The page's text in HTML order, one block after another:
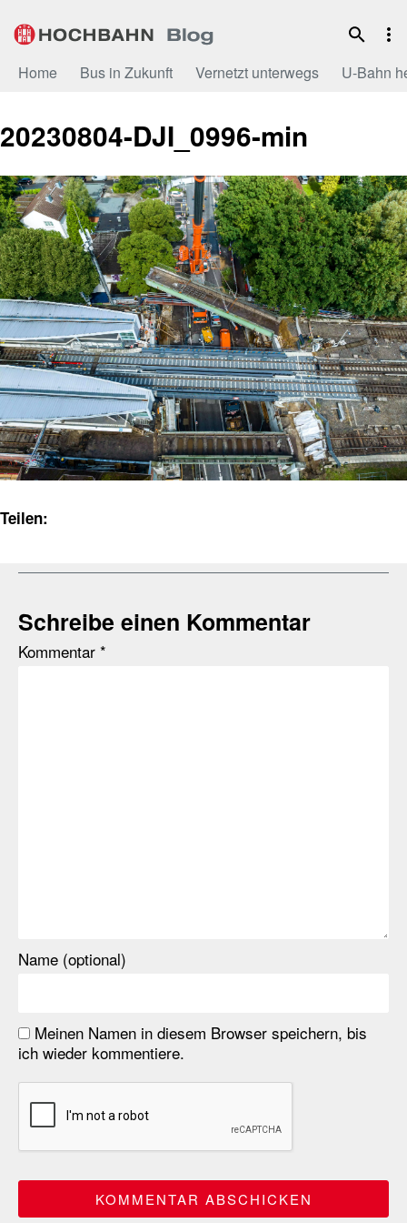
Inhalt
Home Bus in Zukunft Vernetzt unterwegs U-Bahn
20230804-DJI_0996-min
Teilen:
Schreibe einen Kommentar
Kommentar *
Name (optional)
Meinen Namen in diesem Browser speichern, bis
ich wieder kommentiere.